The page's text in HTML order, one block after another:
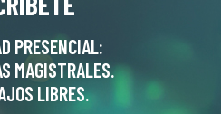
PRESENCIAL:
MAGISTRALES.
LIBRES.